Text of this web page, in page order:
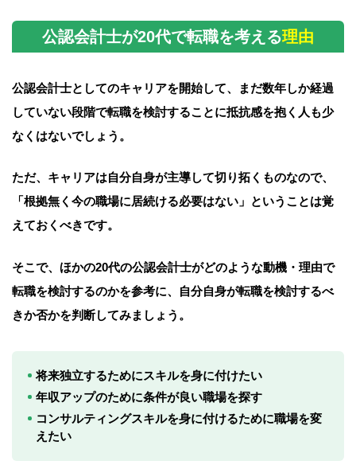
公認会計士が20代で転職を考える理由
公認会計士としてのキャリアを開始して、まだ数年しか経過
していない段階で転職を検討することに抵抗感を抱く人も少
なくはないでしょう。
ただ、キャリアは自分自身が主導して切り拓くものなので、
「根拠無く今の職場に居続ける必要はない」ということは覚
えておくべきです。
そこで、ほかの20代の公認会計士がどのような動機・理由で
転職を検討するのかを参考に、
自分自身が転職を検討するべ
きか否かを判断してみましょう。
将来独立するためにスキルを身に付けたい
年収アップのために条件が良い職場を探す
コンサルティングスキルを身に付けるために職場を変
えたい